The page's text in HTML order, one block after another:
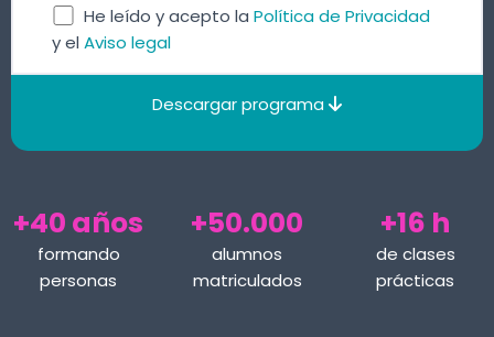
He leído y acepto la Política de Privacidad
y el Aviso legal
Descargar programa
+40 años
formando
personas
+50.000
alumnos
matriculados
+16 h
de clases
prácticas